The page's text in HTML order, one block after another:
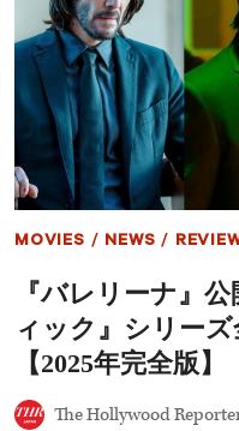
レ
ミ
ア
で
神
対
応
＆
ガ
ン・
ー
ク
ョ
ン
の
意
OF
JOHN
WICK』
キ
ャ
ラ
ビ
ジ
ュ
ア
＆
解
8
月、
新
な
MOVIES / NEWS /
『バレリーナ』
ィック』シリー
【2025年完全版】
The Hollywood